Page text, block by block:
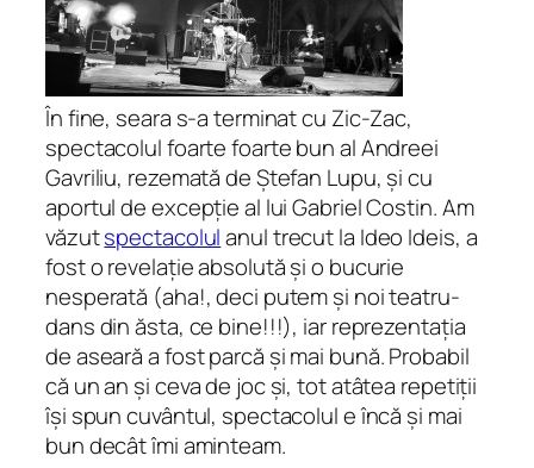
În fine, seara s-a terminat cu Zic-Zac,
spectacolul foarte foarte bun al Andreei
Gavriliu, rezemată de Ștefan Lupu, și cu
aportul de excepție al lui Gabriel Costin. Am
văzutspectacolulanul trecut la Ideo Ideis, a
fost o revelație absolută și o bucurie
nesperată (aha!, deci putem și noi teatru-
dans din ăsta, ce bine!!!), iar reprezentația
de aseară a fost parcă și mai bună. Probabil
că un an și ceva de joc și, tot atâtea repetiții
își spun cuvântul, spectacolul e încă și mai
bun decât îmi aminteam.